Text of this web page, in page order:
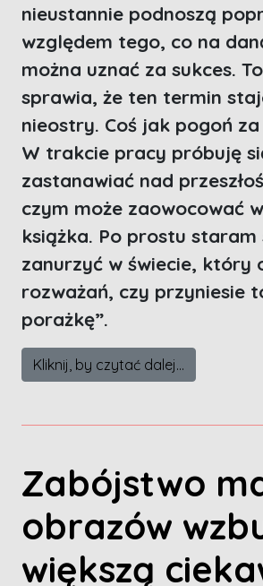
nieustannie podnoszą
względem tego, co na
można uznać za sukces.
sprawia, że ten termin
nieostry. Coś jak pogoń
W trakcie pracy próbuję
zastanawiać nad
czym może zaowocować
książka. Po prostu staram
zanurzyć w świecie, który
rozważań, czy przyniesie
porażkę”.
Kliknij, by czytać dalej...
Zabójstwo
obrazów
większą